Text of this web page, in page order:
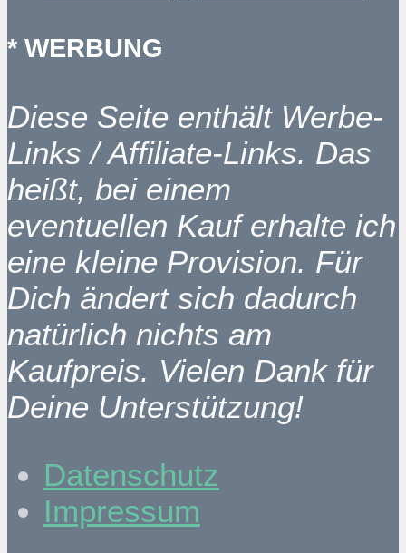
* WERBUNG
Diese Seite enthält Werbe-
Links / Affiliate-Links. Das
heißt, bei einem
eventuellen Kauf erhalte ich
eine kleine Provision. Für
Dich ändert sich dadurch
natürlich nichts am
Kaufpreis. Vielen Dank für
Deine Unterstützung!
Datenschutz
Impressum